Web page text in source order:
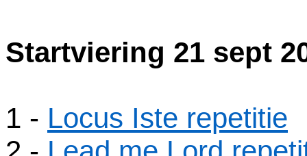
Startviering 21 sept
1 - Locus Iste repetitie